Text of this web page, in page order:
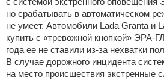
но срабатывать в автоматическом
не умеет. Автомобили Lada Granta и
купить с «тревожной кнопкой»
года ее не ставили из-за нехватки
В случае дорожного инцидента
на место происшествия экстренные